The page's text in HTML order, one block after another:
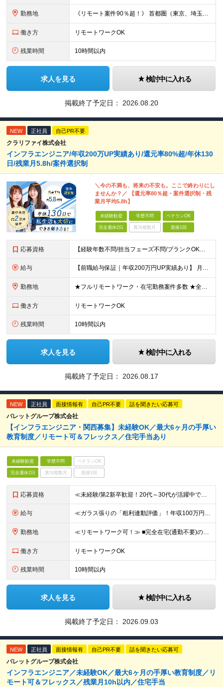
勤務地 《リモート案件90％超！》 首都圏（東京、埼玉、千葉、神奈川）、大阪、名古屋、福岡のプロジェクト先やリモートでの勤務となります。 ※面接から入社まで全てオンラインで完結できます！ ※帰社日自
働き方 リモートワークOK
残業時間 10時間以内
求人を見る 検討中に入れる
掲載終了予定日： 2026.08.20
NEW 正社員 自己PR不要
クラリファイ株式会社
インフラエンジニア/年収200万UP実績あり/還元率80%超/年休130
日/残業月5.8h/案件選択制
＼今の不満も、将来の不安も。ここで終わりにし
ませんか？／ 【還元率80％超・案件選択制・残
業月平均5.8h】
未経験歓迎 学歴不問 ベテランOK
完全週休2日 賞与複数月 面接1回
応募資格 【経験年数不問/担当フェーズ不問/ブランクOK】 ◆何らかのインフラ経験がある方（（3ヶ月以上でOK！） ◎業種未経験歓迎！ ◎学歴不問 ◎20代～50代まで幅広く活躍中！ ◎人柄重視の採用です♪
給与 【前職給与保証｜年収200万円UP実績あり】 月給35万円～103万円 ＜年収アップ事例＞ エンジニア：入社1年目 経験3年 月給46万円（諸手当含めず）※前職から月給16万円アップ エンジニア
勤務地 ★フルリモートワーク・在宅勤務案件多数 ★全国各地にプロジェクトあり ★希望を考慮・転居を伴う転勤は無し・在宅ワークOK ★東京・大阪に加えて、2023年1月に札幌・名古屋・福岡OPEN！ 【本社
働き方 リモートワークOK
残業時間 10時間以内
求人を見る 検討中に入れる
掲載終了予定日： 2026.08.17
NEW 正社員 面接情報有 自己PR不要 話を聞きたい応募可
バレットグループ株式会社
【インフラエンジニア・関西募集】未経験OK／最大6ヶ月の手厚い
教育制度／リモート可＆フレックス／住宅手当あり
未経験歓迎 学歴不問 ベテランOK
完全週休2日 賞与複数月 面接1回
応募資格 ≪未経験/第2新卒歓迎！20代～30代が活躍中です≫ インフラエンジニアを本気で目指したい方／これまでの経験・スキルは一切不問です ◆学歴不問 ≪1つでも当てはまる方はぜひご応募ください！≫ ■自
給与 ≪ガラス張りの「粗利連動評価」！年収100万円アップの実績あり≫ ■想定年収400万円～1200万円 月給30万円～100万円＋粗利インセンティブ ※経験・スキル・前給を考慮の上、上記に限らず柔軟に
勤務地 ≪リモートワーク可！≫ ■完全在宅(通勤不要)の場合…地方に在住したままフルリモートでの勤務も可能です ■出社の場合…本社または首都圏の各プロジェクト先 ★転居をともなう転勤はありません ★受託案件
働き方 リモートワークOK
残業時間 10時間以内
求人を見る 検討中に入れる
掲載終了予定日： 2026.09.03
NEW 正社員 面接情報有 自己PR不要 話を聞きたい応募可
バレットグループ株式会社
インフラエンジニア／未経験OK／最大6ヶ月の手厚い教育制度／リ
モート可＆フレックス／残業月10h以内／住宅手当